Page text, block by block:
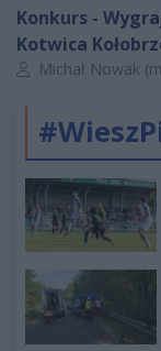
Konkurs -
Kotwica
Autor artykułu:
Michał Nowak (